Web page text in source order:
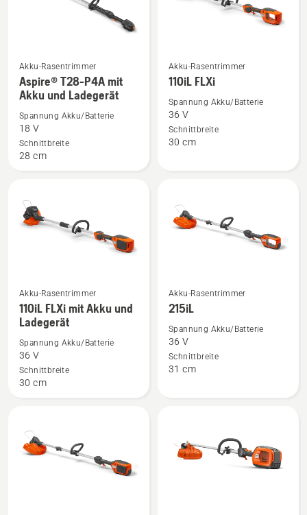
Mehr
Details
zu
Aspire®
T28-
P4A
und
Ladegerät
Akku-Rasentrimmer
Aspire® T28-P4A mit
Akku und Ladegerät
Spannung Akku/Batterie
18 V
Schnittbreite
28 cm
Mehr
Details
zu
110iL
FLXi
Akku-Rasentrimmer
110iL FLXi
Spannung Akku/Batterie
36 V
Schnittbreite
30 cm
Mehr
Details
zu
110iL
FLXi
mit
Ladegerät
anzeigen
Akku-Rasentrimmer
110iL FLXi mit Akku und
Ladegerät
Spannung Akku/Batterie
36 V
Schnittbreite
30 cm
Mehr
Details
zu
215iL
anzeigen
Akku-Rasentrimmer
215iL
Spannung Akku/Batterie
36 V
Schnittbreite
31 cm